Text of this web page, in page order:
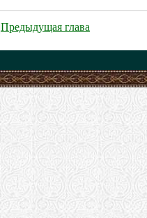
Предыдущая глава